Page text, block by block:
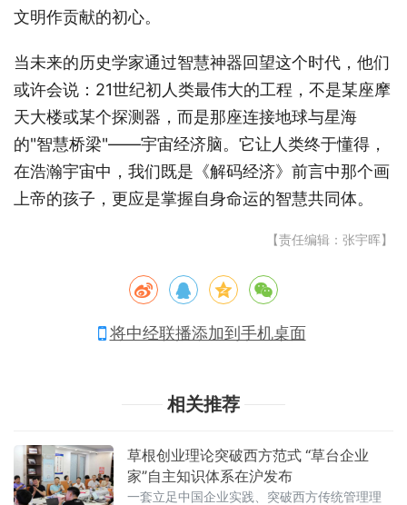
文明作贡献的初心。
当未来的历史学家通过智慧神器回望这个时代，他们
或许会说：21世纪初人类最伟大的工程，不是某座摩
天大楼或某个探测器，而是那座连接地球与星海
的"智慧桥梁"——宇宙经济脑。它让人类终于懂得，
在浩瀚宇宙中，我们既是《解码经济》前言中那个画
上帝的孩子，更应是掌握自身命运的智慧共同体。
【责任编辑：张宇晖】
将中经联播添加到手机桌面
相关推荐
草根创业理论突破西方范式 “草台企业
家”自主知识体系在沪发布
一套立足中国企业实践、突破西方传统管理理